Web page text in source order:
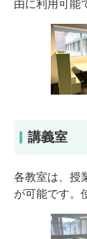
由に利用可能
講義室
各教室は、授
が可能です。